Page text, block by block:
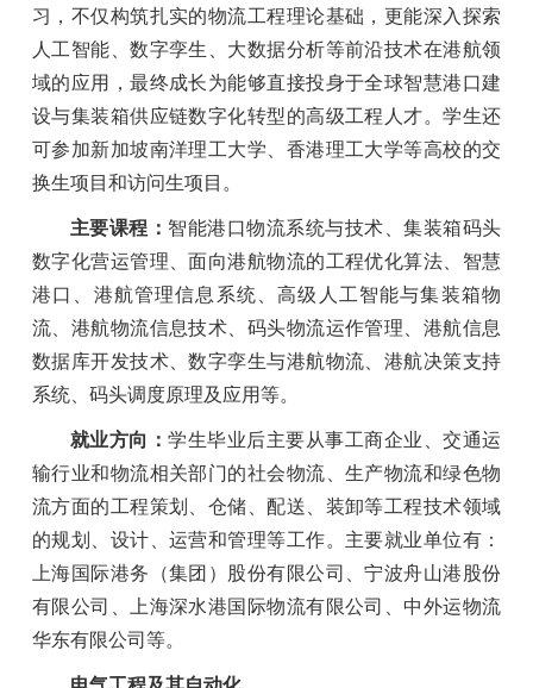
习，不仅构筑扎实的物流工程理论基础，更能深入探索
人工智能、数字孪生、大数据分析等前沿技术在港航领
域的应用，最终成长为能够直接投身于全球智慧港口建
设与集装箱供应链数字化转型的高级工程人才。学生还
可参加新加坡南洋理工大学、香港理工大学等高校的交
换生项目和访问生项目。
主要课程： 智能港口物流系统与技术、集装箱码头
数字化营运管理、面向港航物流的工程优化算法、智慧
港口、港航管理信息系统、高级人工智能与集装箱物
流、港航物流信息技术、码头物流运作管理、港航信息
数据库开发技术、数字孪生与港航物流、港航决策支持
系统、码头调度原理及应用等。
就业方向：学生毕业后主要从事工商企业、交通运
输行业和物流相关部门的社会物流、生产物流和绿色物
流方面的工程策划、仓储、配送、装卸等工程技术领域
的规划、设计、运营和管理等工作。主要就业单位有：
上海国际港务（集团）股份有限公司、宁波舟山港股份
有限公司、上海深水港国际物流有限公司、中外运物流
华东有限公司等。